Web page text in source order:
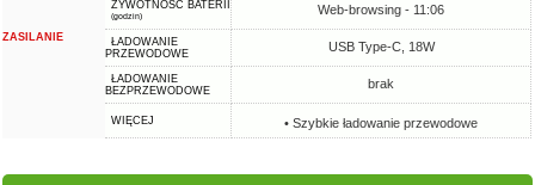
ZASILANIE
ŻYWOTNOŚĆ BATERII
(godzin) Web-browsing - 11:06
ŁADOWANIE
PRZEWODOWE
USB Type-C, 18W
ŁADOWANIE
BEZPRZEWODOWE
brak
WIĘCEJ • Szybkie ładowanie przewodowe